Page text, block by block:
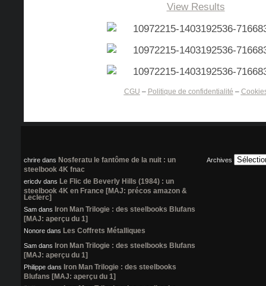
View Results
CGU – Politique de confidentialité –
chrire dans Nosferatu le fantôme de la nuit : un
steelbook 4K fnac
ericdv dans Le Flic de Beverly Hills (1984) : un
steelbook 4K en France [MAJ: précos amazon &
Leclerc]
Sam dans Iron Man Trilogie : des steelbooks Blufans
[MAJ: aperçu du 1]
Nonore dans Les Coffrets Métalliques
Sam dans Iron Man Trilogie : des steelbooks Blufans
[MAJ: aperçu du 1]
Philippe dans Iron Man Trilogie : des steelbooks
Blufans [MAJ: aperçu du 1]
Archives